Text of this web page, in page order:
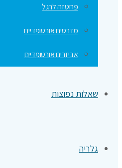
פרוטזה לרגל
מדרסים אורטופדיים
אביזרים אורטופדיים
שאלות נפוצות
גלריה